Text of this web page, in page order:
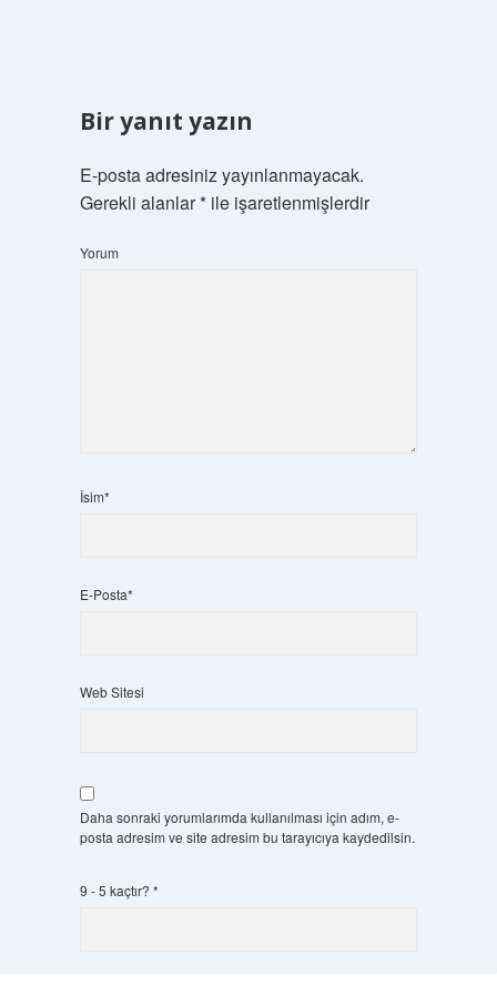
Bir yanıt yazın
E-posta adresiniz yayınlanmayacak.
Gerekli alanlar*ile işaretlenmişlerdir
Yorum
İsim*
E-Posta*
Web Sitesi
Daha sonraki yorumlarımda kullanılması için adım, e-
posta adresim ve site adresim bu tarayıcıya kaydedilsin.
9 - 5 kaçtır? *